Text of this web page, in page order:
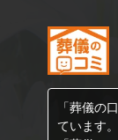
「葬儀の
ています。